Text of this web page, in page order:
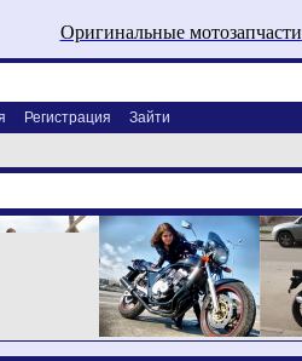
Оригинальные мотозапчасти
Регистрация
Зайти